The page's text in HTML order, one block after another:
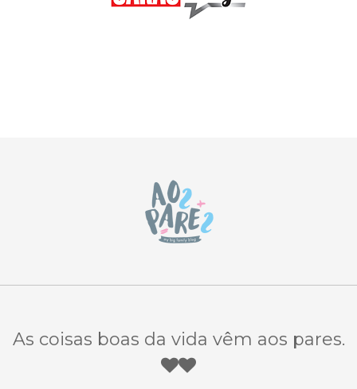
As coisas boas da vida vêm aos pares.